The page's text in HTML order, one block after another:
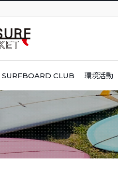
SURFBOARD CLUB 環境活動